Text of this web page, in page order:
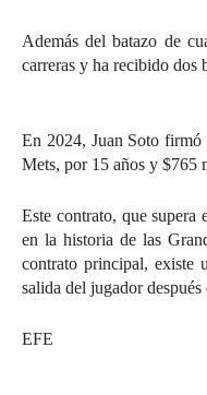
Además del batazo de
carreras y ha recibido dos
En 2024, Juan Soto
Mets, por 15 años y $765
Este contrato, que supera
en la historia de las
contrato principal, existe
salida del jugador
EFE